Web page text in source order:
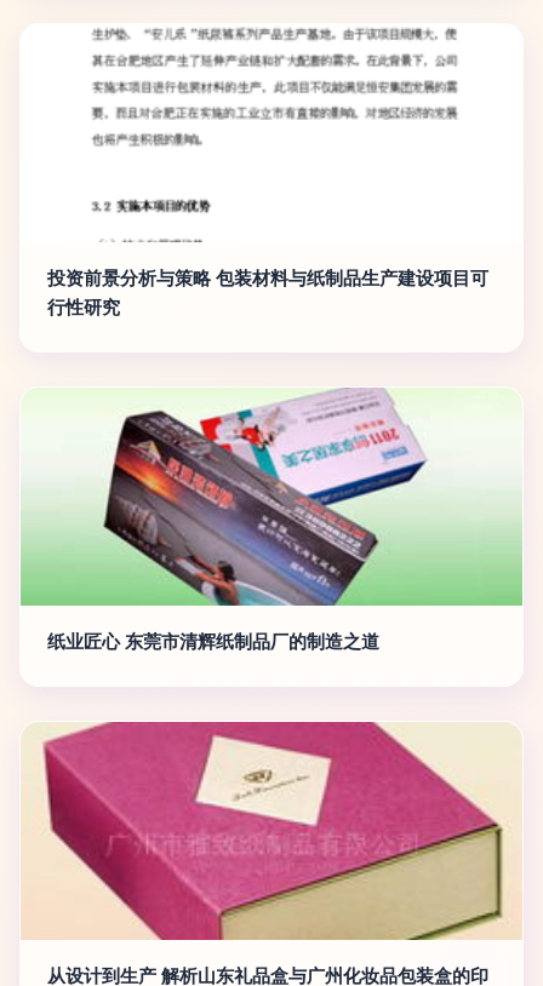
投资前景分析与策略 包装材料与纸制品生产建设项目可
行性研究
纸业匠心 东莞市清辉纸制品厂的制造之道
从设计到生产 解析山东礼品盒与广州化妆品包装盒的印